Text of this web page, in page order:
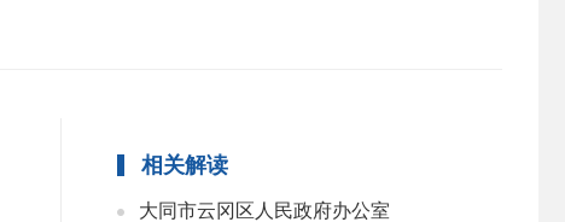
相关解读
大同市云冈区人民政府办公室